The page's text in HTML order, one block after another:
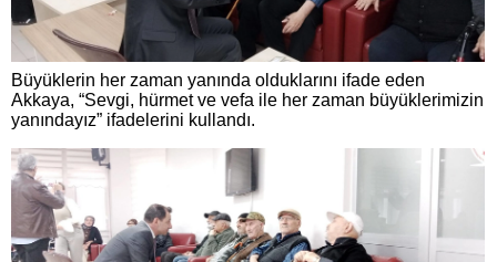
Büyüklerin her zaman yanında olduklarını ifade eden
Akkaya, “Sevgi, hürmet ve vefa ile her zaman büyüklerimizin
yanındayız” ifadelerini kullandı.